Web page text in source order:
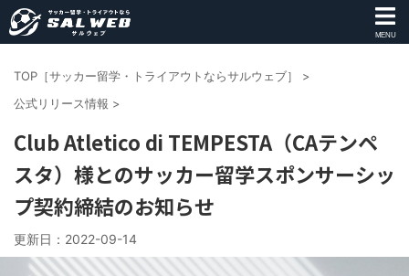
MENU
TOP［サッカー留学・トライアウトならサルウェブ］
>
公式リリース情報 >
Club Atletico di TEMPESTA（CAテンペ
スタ）様とのサッカー留学スポンサーシッ
プ契約締結のお知らせ
更新日： 2022-09-14